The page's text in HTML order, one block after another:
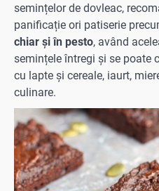
semințelor de dovleac,
panificație ori patiserie
chiar şi în pesto, având
semințele întregi și se poate
cu lapte şi cereale, iaurt,
culinare.